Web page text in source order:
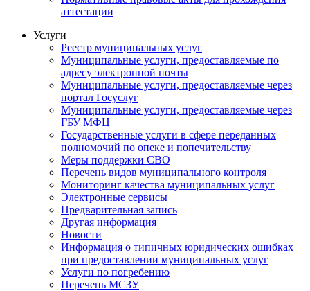
аттестации
Услуги
Реестр муниципальных услуг
Муниципальные услуги, предоставляемые по
адресу электронной почты
Муниципальные услуги, предоставляемые через
портал Госуслуг
Муниципальные услуги, предоставляемые через
ГБУ МФЦ
Государственные услуги в сфере переданных
полномочий по опеке и попечительству
Меры поддержки СВО
Перечень видов муниципального контроля
Мониторинг качества муниципальных услуг
Электронные сервисы
Предварительная запись
Другая информация
Новости
Информация о типичных юридических ошибках
при предоставлении муниципальных услуг
Услуги по погребению
Перечень МСЗУ